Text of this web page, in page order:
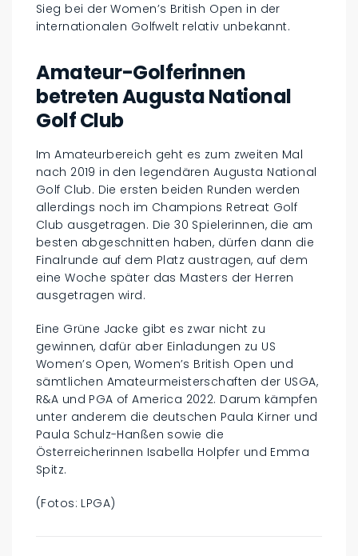
Sieg bei der Women’s British Open in der
internationalen Golfwelt relativ unbekannt.
Amateur-Golferinnen
betreten Augusta National
Golf Club
Im Amateurbereich geht es zum zweiten Mal
nach 2019 in den legendären Augusta National
Golf Club. Die ersten beiden Runden werden
allerdings noch im Champions Retreat Golf
Club ausgetragen. Die 30 Spielerinnen, die am
besten abgeschnitten haben, dürfen dann die
Finalrunde auf dem Platz austragen, auf dem
eine Woche später das Masters der Herren
ausgetragen wird.
Eine Grüne Jacke gibt es zwar nicht zu
gewinnen, dafür aber Einladungen zu US
Women’s Open, Women’s British Open und
sämtlichen Amateurmeisterschaften der USGA,
R&A und PGA of America 2022. Darum kämpfen
unter anderem die deutschen Paula Kirner und
Paula Schulz-Hanßen sowie die
Österreicherinnen Isabella Holpfer und Emma
Spitz.
(Fotos: LPGA)